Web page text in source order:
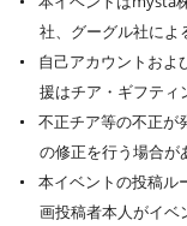
社、グーグル社によ
自己アカウントおよ
援はチア・ギフティ
不正チア等の不正が
の修正を行う場合が
本イベントの投稿ル
画投稿者本人がイベ